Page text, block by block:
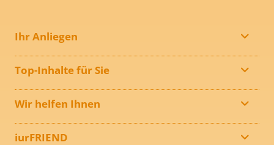
Ihr Anliegen
Top-Inhalte für Sie
Wir helfen Ihnen
iurFRIEND